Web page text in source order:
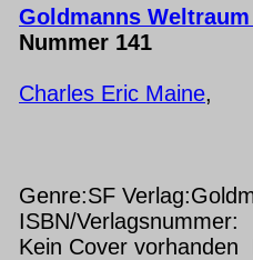
Goldmanns
Nummer 141
Charles Eric Maine,
Genre:SF
ISBN/Verlagsnummer:
Kein Cover vorhanden